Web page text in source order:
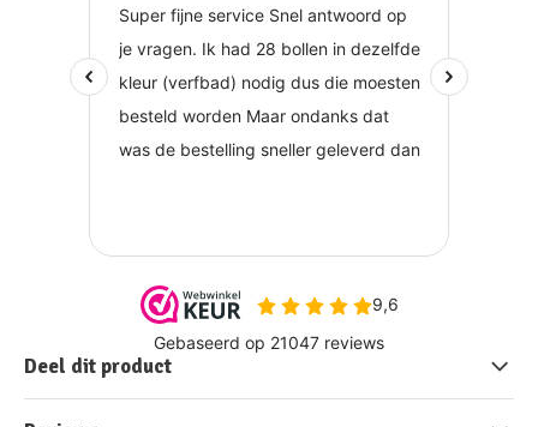
Deel dit product